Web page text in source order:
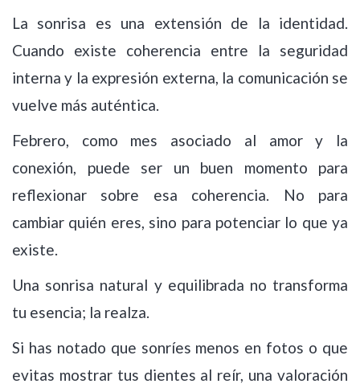
La sonrisa es una extensión de la identidad.
Cuando existe coherencia entre la seguridad
interna y la expresión externa, la comunicación se
vuelve más auténtica.
Febrero, como mes asociado al amor y la
conexión, puede ser un buen momento para
reflexionar sobre esa coherencia. No para
cambiar quién eres, sino para potenciar lo que ya
existe.
Una sonrisa natural y equilibrada no transforma
tu esencia; la realza.
Si has notado que sonríes menos en fotos o que
evitas mostrar tus dientes al reír, una valoración